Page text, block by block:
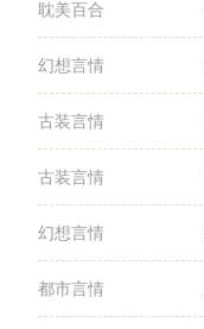
耽美百合
幻想言情
古装言情
古装言情
幻想言情
都市言情